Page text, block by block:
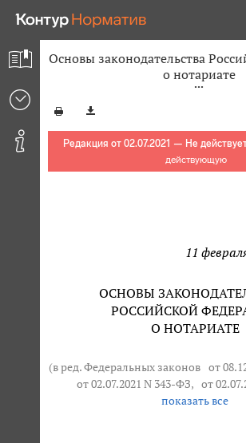
Основы законодательства
о нотариате
Редакция от 02.07.2021 — Не
действующую
11
ОСНОВЫ
РОССИЙСКОЙ
О НОТАРИАТЕ
(в ред. Федеральных законов от
от 02.07.2021 N 343-ФЗ, от
показать все